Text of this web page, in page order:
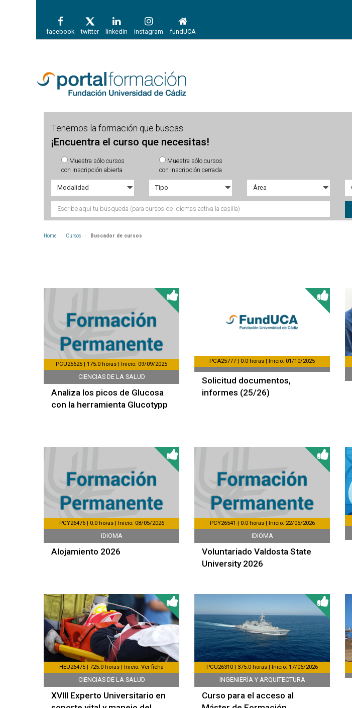
facebook twitter linkedin instagram fundUCA
Tenemos la formación que buscas
¡Encuentra el curso que necesitas!
Muestra sólo cursos
con inscripción abierta
Muestra sólo cursos
con inscripción cerrada
Home Cursos Buscador de cursos
PCU25625 | 175.0 horas | Inicio: 09/09/2025
CIENCIAS DE LA SALUD
Analiza los picos de Glucosa
con la herramienta Glucotypp
PCA25777 | 0.0 horas | Inicio: 01/10/2025
Solicitud documentos,
informes (25/26)
PCY26476 | 0.0 horas | Inicio: 08/05/2026
IDIOMA
Alojamiento 2026
PCY26541 | 0.0 horas | Inicio: 22/05/2026
IDIOMA
Voluntariado Valdosta State
University 2026
HEU26475 | 725.0 horas | Inicio: Ver ficha
CIENCIAS DE LA SALUD
XVIII Experto Universitario en
PCU26310 | 375.0 horas | Inicio: 17/06/2026
INGENIERÍA Y ARQUITECTURA
Curso para el acceso al